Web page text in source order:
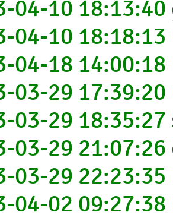
04-10
04-10
04-18
03-29
03-29
03-29
03-29
04-02